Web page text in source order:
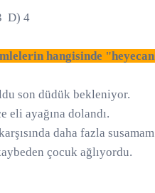
D) 4
hangisinde
son düdük bekleniyor.
eli ayağına dolandı.
daha fazla
çocuk ağlıyordu.